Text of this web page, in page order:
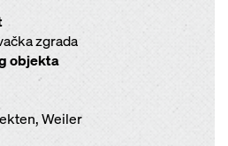
zgrada
objekta
Weiler